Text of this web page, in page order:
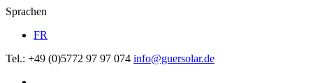
Sprachen
FR
Tel.: +49 (0)5772 97 97 074 info@guersolar.de